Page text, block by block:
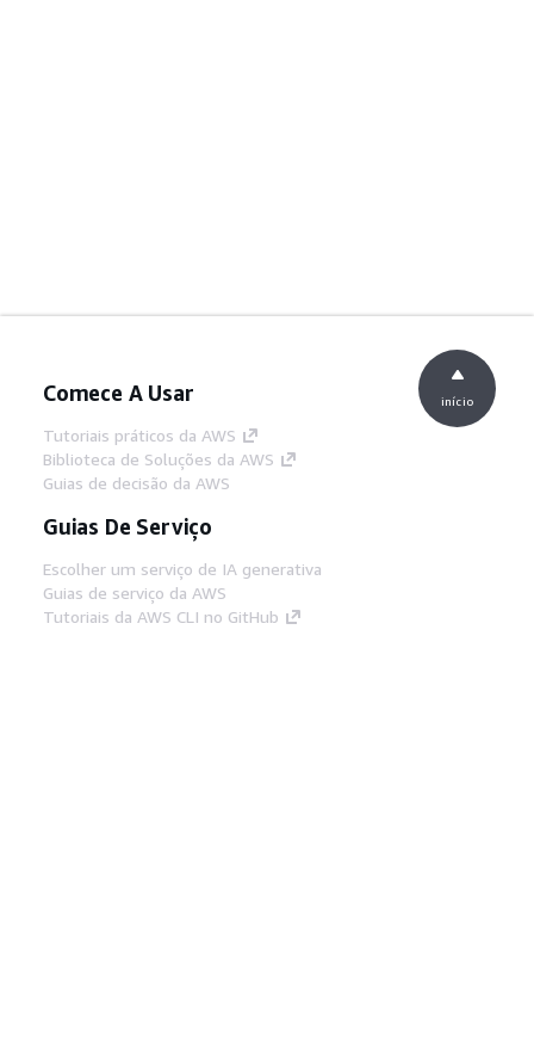
Comece A Usar
Tutoriais práticos da AWS
Biblioteca de Soluções da AWS
Guias de decisão da AWS
Guias De Serviço
Escolher um serviço de IA generativa
Guias de serviço da AWS
Tutoriais da AWS CLI no GitHub
início